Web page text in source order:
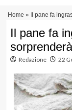
contenuto
Home » Il pane fa
Il pane fa
Redazione 22